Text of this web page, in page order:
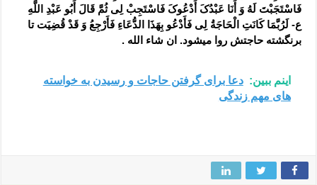
فَاسْتَجَبْتَ لَهُ‏ وَ أَنَا عَبْدُکَ أَدْعُوکَ فَاسْتَجِبْ لِی ثُمَّ قَالَ أَبُو عَبْدِ اللَّهِ
ع- لَرُبَّمَا کَانَتِ الْحَاجَةُ لِی فَأَدْعُو بِهَذَا الدُّعَاءِ فَأَرْجِعُ وَ قَدْ قُضِیَت‏ تا
برنگشته حاجتش روا میشود. ان شاء الله .
اینم ببین: دعا برای گرفتن حاجات و رسیدن به خواسته
های مهم زندگی